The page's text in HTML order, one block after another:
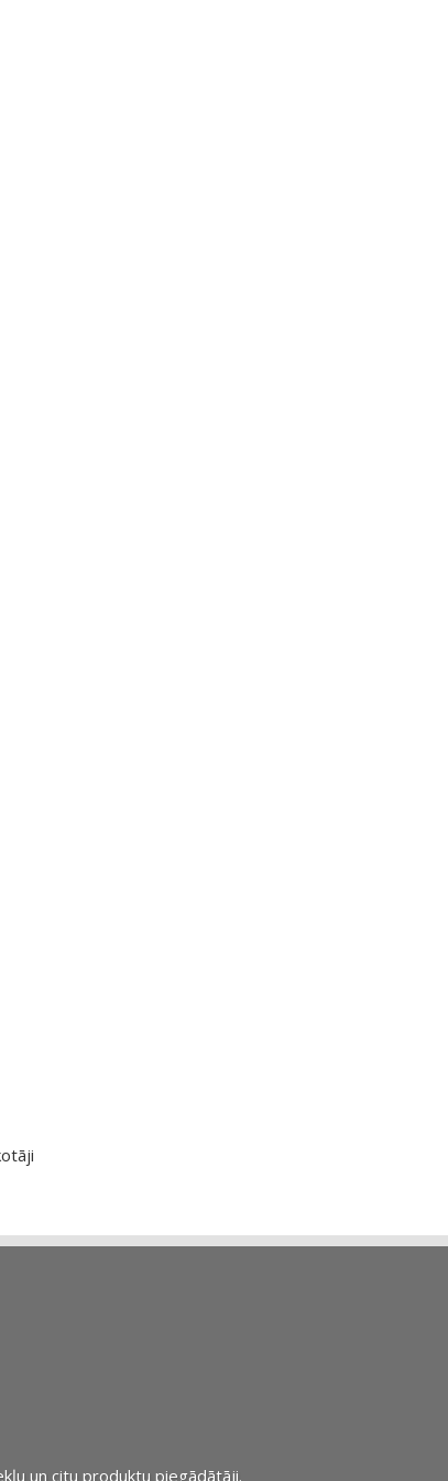
un citu produktu piegādātāji.